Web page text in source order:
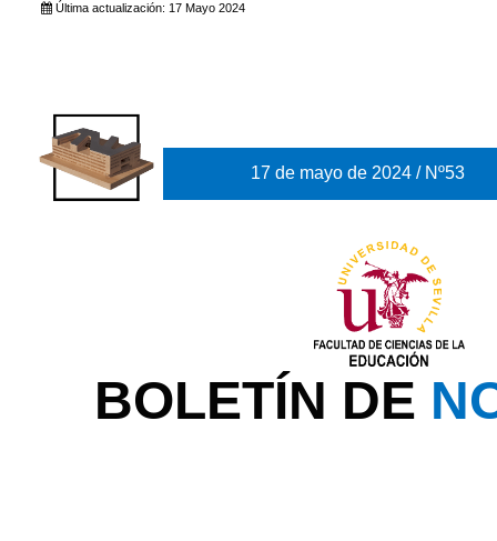
Última actualización: 17 Mayo 2024
17 de mayo de 2024 / Nº53
BOLETÍN DE